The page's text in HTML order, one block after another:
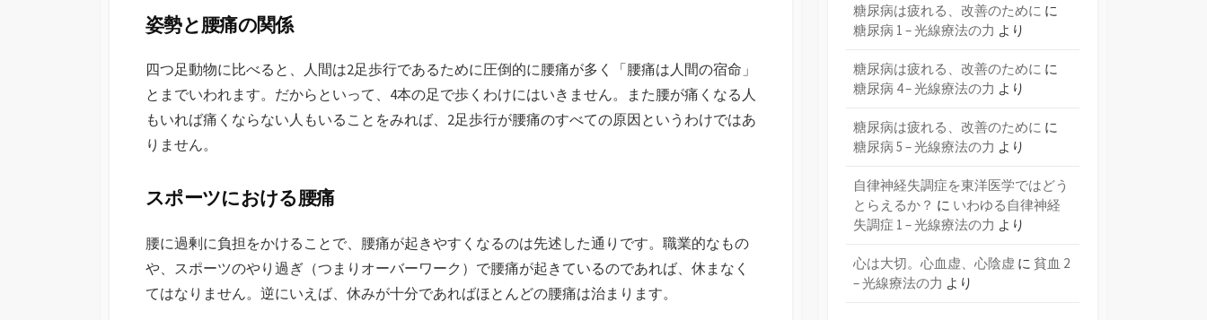
姿勢と腰痛の関係
四つ足動物に比べると、人間は2足歩行であるために圧倒的に腰痛が多く「腰痛は人間の宿命」
とまでいわれます。だからといって、4本の足で歩くわけにはいきません。また腰が痛くなる人
もいれば痛くならない人もいることをみれば、2足歩行が腰痛のすべての原因というわけではあ
りません。
スポーツにおける腰痛
腰に過剰に負担をかけることで、腰痛が起きやすくなるのは先述した通りです。職業的なもの
や、スポーツのやり過ぎ（つまりオーバーワーク）で腰痛が起きているのであれば、休まなく
てはなりません。逆にいえば、休みが十分であればほとんどの腰痛は治まります。
糖尿病は疲れる、改善のために に
糖尿病 1 – 光線療法の力 より
糖尿病は疲れる、改善のために に
糖尿病 4 – 光線療法の力 より
糖尿病は疲れる、改善のために に
糖尿病 5 – 光線療法の力 より
自律神経失調症を東洋医学ではどう
とらえるか？ に いわゆる自律神経
失調症 1 – 光線療法の力 より
心は大切。心血虚、心陰虚 に 貧血 2
– 光線療法の力 より